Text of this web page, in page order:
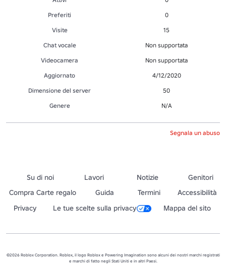
Preferiti
0
Visite
15
Chat vocale
Non supportata
Videocamera
Non supportata
Aggiornato
4/12/2020
Dimensione del server
50
Genere
N/A
Segnala un abuso
Su di noi Lavori Notizie
Genitori
Compra Carte regalo
Guida Termini
Accessibilità
Privacy
Le tue scelte sulla privacy Mappa del sito
©2026 Roblox Corporation. Roblox, il logo Roblox e Powering Imagination sono alcuni dei nostri marchi registrati
e marchi di fatto negli Stati Uniti e in altri Paesi.